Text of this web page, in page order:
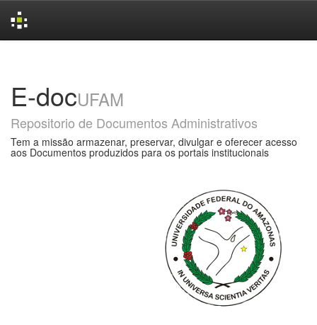
E-docUFAM
Repositorio de Documentos Administrativos
Tem a missão armazenar, preservar, divulgar e oferecer acesso
aos Documentos produzidos para os portais institucionais